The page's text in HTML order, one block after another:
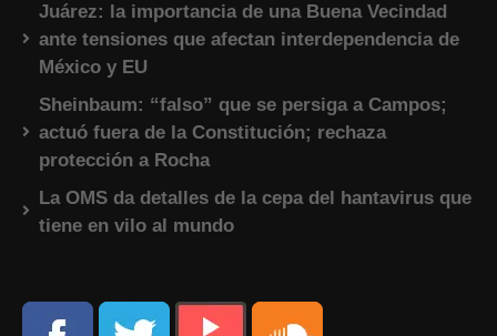
Juárez: la importancia de una Buena Vecindad
ante tensiones que afectan interdependencia de
México y EU
Sheinbaum: “falso” que se persiga a Campos;
actuó fuera de la Constitución; rechaza
protección a Rocha
La OMS da detalles de la cepa del hantavirus que
tiene en vilo al mundo